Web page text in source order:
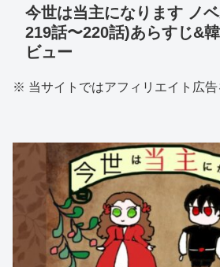
今世は当主になります ノ
219話〜220話)あらすじ&
ビュー
※ 当サイトではアフィリエイト広